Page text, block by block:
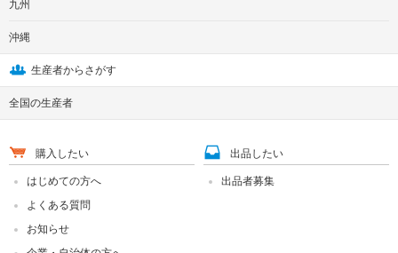
九州
沖縄
生産者からさがす
全国の生産者
購入したい
はじめての方へ
よくある質問
お知らせ
出品したい
出品者募集